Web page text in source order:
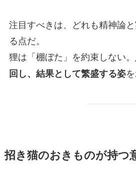
注目すべきは、どれも精神論
る点だ。
狸は「棚ぼた」を約束しない。
回し、結果として繁盛する姿
招き猫のおきものが持つ